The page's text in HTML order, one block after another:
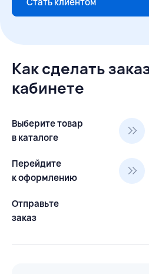
Как сделать
кабинете
Выберите товар
в каталоге
Перейдите
к оформлению
Отправьте
заказ